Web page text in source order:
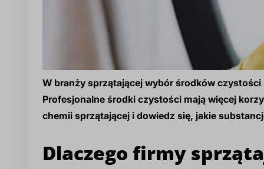
W branży sprzątającej wybór środków
Profesjonalne środki czystości mają więcej
chemii sprzątającej i dowiedz się, jakie
Dlaczego firmy